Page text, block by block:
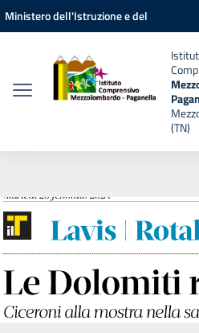
Vai ai contenuti
Vai al menu di navigazione
Vai al footer
Ministero dell'Istruzione e del
(TN)